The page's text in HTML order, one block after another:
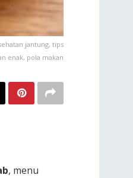
jantung, tips
enak, pola makan
, menu